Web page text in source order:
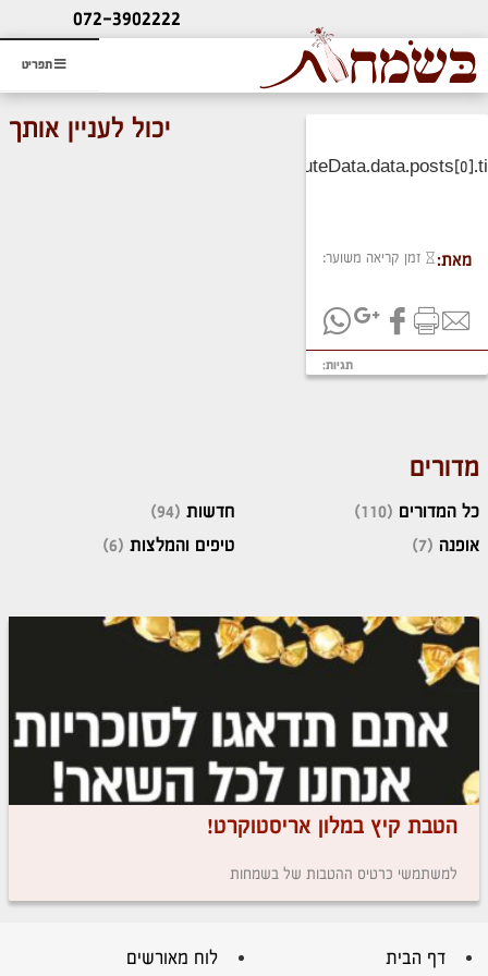
תפריט
ליעוץ חינם
והזמנת כרטיס שמחות
072-3902222
מאת: זמן קריאה משוער:
תגיות:
יכול לעניין אותך
מדורים
כל המדורים (110)
אופנה (7)
חדשות (94)
טיפים והמלצות (6)
הטבת קיץ במלון אריסטוקרט!
למשתמשי כרטיס ההטבות של בשמחות
דף הבית לוח מאורשים